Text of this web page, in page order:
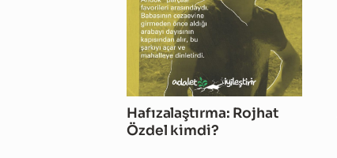
Hafızalaştırma: Rojhat
Özdel kimdi?